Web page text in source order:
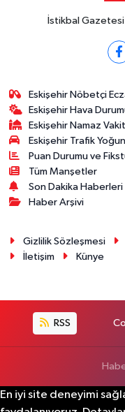
İstikbal
Eskişehir Nöbetçi
Eskişehir Hava
Eskişehir Namaz
Eskişehir Trafik
Puan Durumu ve
Tüm Manşetler
Son Dakika Haberleri
Haber Arşivi
Gizlilik Sözleşmesi
İletişim
Künye
RSS
En iyi site deneyimi